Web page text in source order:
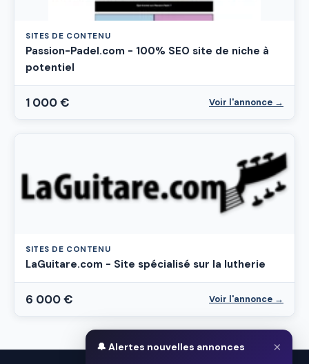
SITES DE CONTENU
Passion-Padel.com - 100% SEO site de niche à
potentiel
1 000 € Voir l'annonce →
SITES DE CONTENU
LaGuitare.com - Site spécialisé sur la lutherie
6 000 € Voir l'annonce →
🔔 Alertes nouvelles annonces ×